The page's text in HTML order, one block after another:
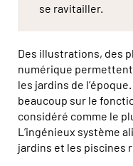
se ravitailler.
Des illustrations, des
numérique
les jardins de
beaucoup sur le
considéré comme le
L’ingénieux système
jardins et les piscines